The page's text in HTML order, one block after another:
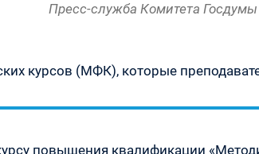
Пресс-служба Комитета
курсов (МФК), которые
повышения квалификации